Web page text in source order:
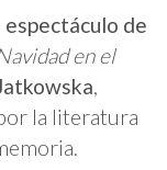
espectáculo de
en el
,
la literatura